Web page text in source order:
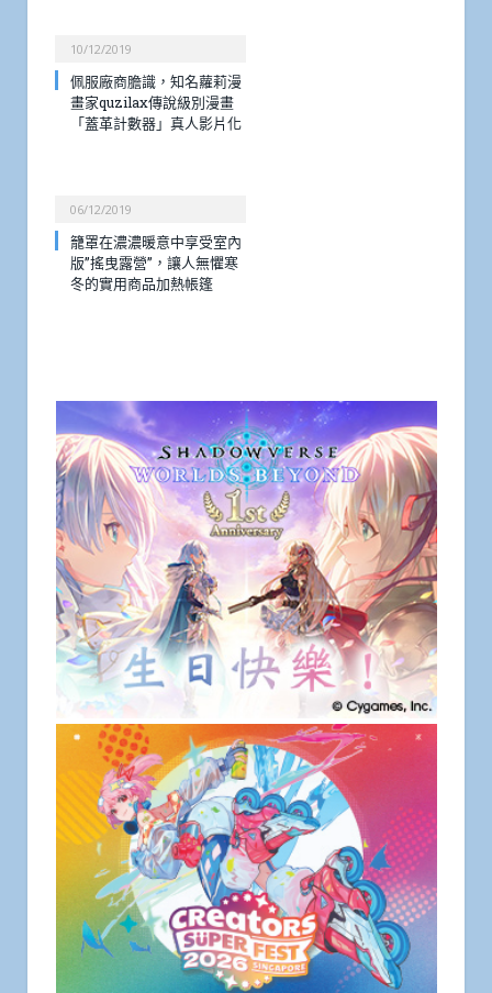
10/12/2019
佩服廠商膽識，知名蘿莉漫
畫家quzilax傳說級別漫畫
「蓋革計數器」真人影片化
06/12/2019
籠罩在濃濃暖意中享受室內
版”搖曳露營”，讓人無懼寒
冬的實用商品加熱帳篷